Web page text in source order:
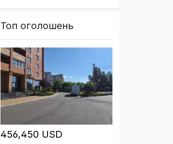
Топ оголошень
456,450 USD